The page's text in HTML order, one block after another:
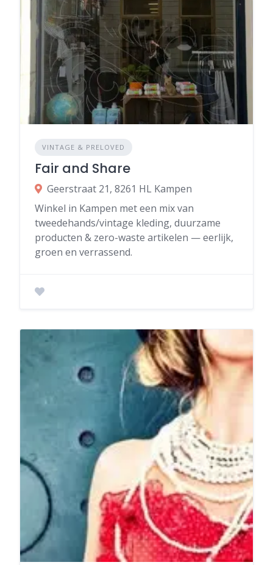
VINTAGE & PRELOVED
Fair and Share
Geerstraat 21, 8261 HL Kampen
Winkel in Kampen met een mix van
tweedehands/vintage kleding, duurzame
producten & zero-waste artikelen — eerlijk,
groen en verrassend.